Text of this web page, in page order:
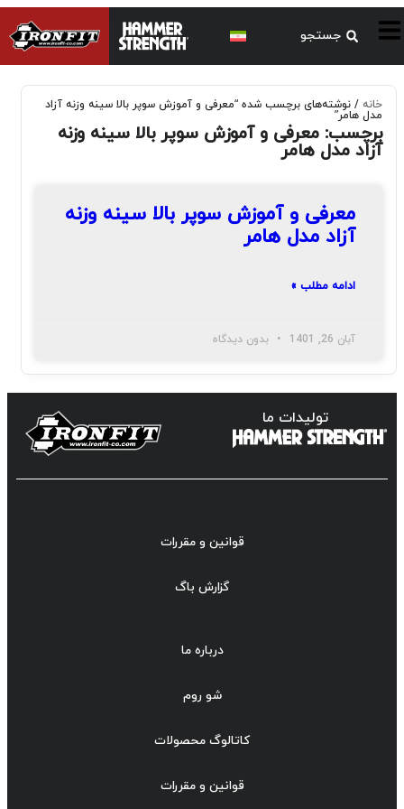
خانه / نوشته‌های برچسب شده “معرفی و آموزش سوپر بالا سینه وزنه آزاد
مدل هامر”
برچسب: معرفی و آموزش سوپر بالا سینه وزنه
آزاد مدل هامر
معرفی و آموزش سوپر بالا سینه وزنه
آزاد مدل هامر
ادامه مطلب »
آبان 26, 1401 بدون دیدگاه
تولیدات ما
قوانین و مقررات
گزارش باگ
درباره ما
شو روم
کاتالوگ محصولات
قوانین و مقررات